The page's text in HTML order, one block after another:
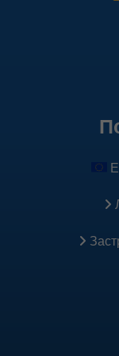
Тези
блокирането
спрямо
добавяте в